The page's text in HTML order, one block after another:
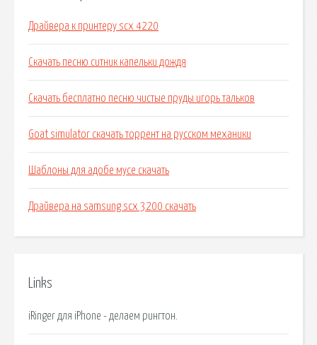
Драйвера к принтеру scx 4220
Скачать песню ситник капельки дождя
Скачать бесплатно песню чистые пруды игорь тальков
Goat simulator скачать торрент на русском механики
Шаблоны для адобе мусе скачать
Драйвера на samsung scx 3200 скачать
Links
iRinger для iPhone - делаем рингтон.